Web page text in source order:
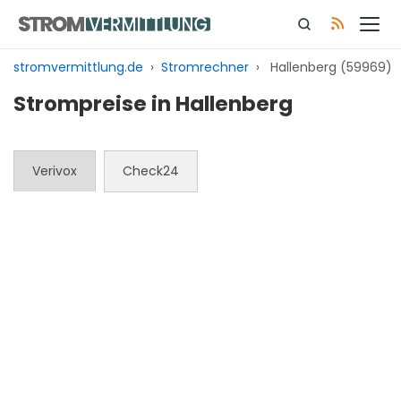
Inhalt
springen
stromvermittlung.de › Stromrechner › Hallenberg (59969)
Strompreise in Hallenberg
Verivox Check24